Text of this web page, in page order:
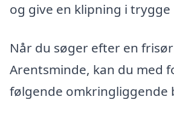
og give en klipning i trygge
Når du søger efter en
Arentsminde, kan du med
følgende omkringliggende